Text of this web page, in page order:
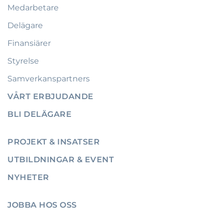
Medarbetare
Delägare
Finansiärer
Styrelse
Samverkanspartners
VÅRT ERBJUDANDE
BLI DELÄGARE
PROJEKT & INSATSER
UTBILDNINGAR & EVENT
NYHETER
JOBBA HOS OSS